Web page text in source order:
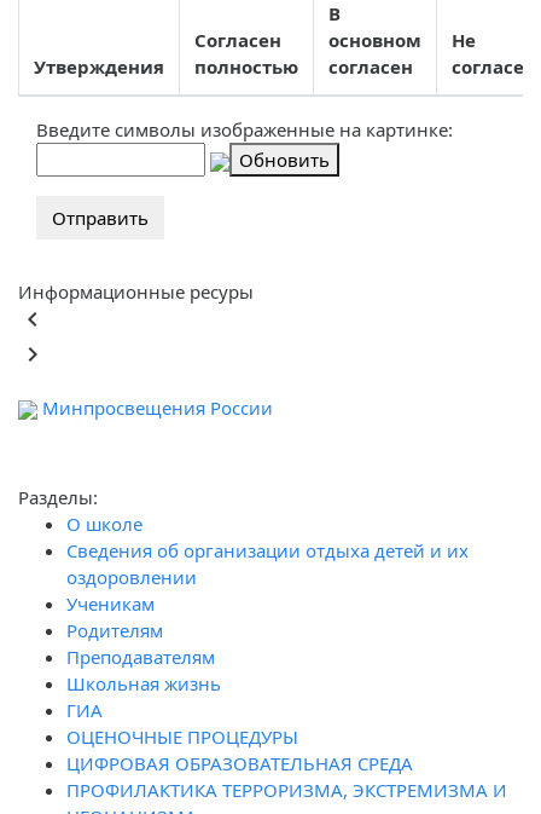
Утверждения
Согласен
полностью
В
основном
согласен
Не
согласен
Введите символы изображенные на картинке:
Обновить
Информационные ресуры
keyboard_arrow_left
keyboard_arrow_right
Минпросвещения России
Разделы:
О школе
Сведения об организации отдыха детей и их
оздоровлении
Ученикам
Родителям
Преподавателям
Школьная жизнь
ГИА
ОЦЕНОЧНЫЕ ПРОЦЕДУРЫ
ЦИФРОВАЯ ОБРАЗОВАТЕЛЬНАЯ СРЕДА
ПРОФИЛАКТИКА ТЕРРОРИЗМА, ЭКСТРЕМИЗМА И